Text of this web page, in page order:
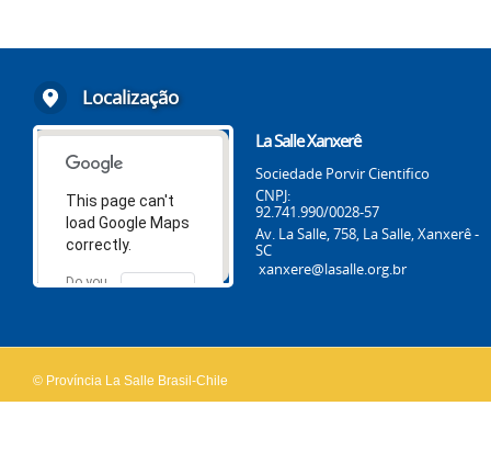
Localização
This page can't
load Google Maps
correctly.
Do you
OK
La Salle Xanxerê
Sociedade Porvir Cientifico
CNPJ:
92.741.990/0028-57
Av. La Salle, 758, La Salle, Xanxerê -
SC
xanxere@lasalle.org.br
© Província La Salle Brasil-Chile